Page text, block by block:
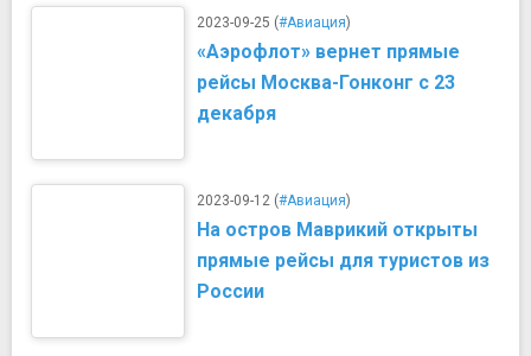
2023-09-25 (#Авиация)
«Аэрофлот» вернет прямые
рейсы Москва-Гонконг с 23
декабря
2023-09-12 (#Авиация)
На остров Маврикий открыты
прямые рейсы для туристов из
России